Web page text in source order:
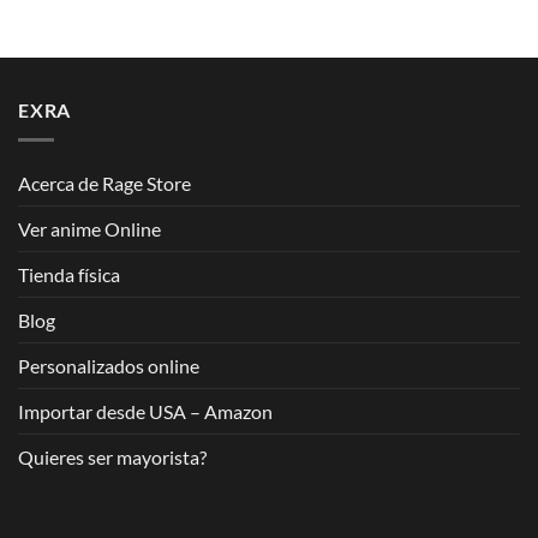
EXRA
Acerca de Rage Store
Ver anime Online
Tienda física
Blog
Personalizados online
Importar desde USA – Amazon
Quieres ser mayorista?